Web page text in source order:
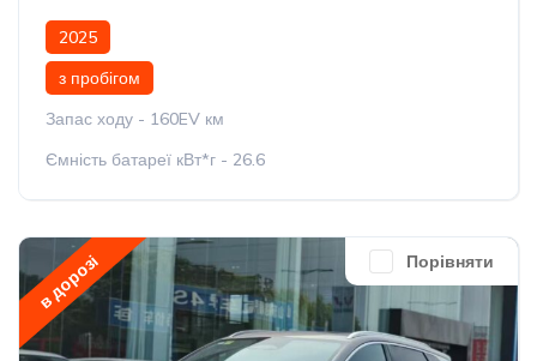
2025
з пробігом
Запас ходу - 160EV км
Ємність батареї кВт*г - 26.6
Порівняти
в дорозі